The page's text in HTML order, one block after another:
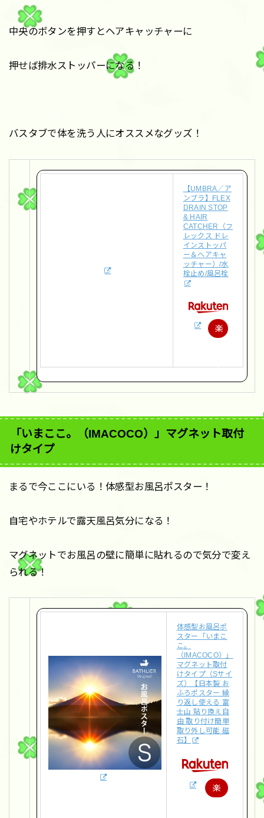
中央のボタンを押すとヘアキャッチャーに
押せば排水ストッパーになる！
バスタブで体を洗う人にオススメなグッズ！
【UMBRA／ア
ンブラ】FLEX
DRAIN STOP
& HAIR
CATCHER（フ
レックス ドレ
インストッパ
ー＆ヘアキャ
ッチャー）/水
栓止め/風呂栓
楽
で
購
「いまここ。（IMACOCO）」マグネット取付
けタイプ
まるで今ここにいる！体感型お風呂ポスター！
自宅やホテルで露天風呂気分になる！
マグネットでお風呂の壁に簡単に貼れるので気分で変え
られる！
体感型お風呂ポ
スター「いまこ
こ。
（IMACOCO）」
マグネット取付
けタイプ（Sサイ
ズ）【日本製 お
ふろポスター 繰
り返し使える 富
士山 貼り換え自
由 取り付け簡単
取り外し可能 磁
石】
楽